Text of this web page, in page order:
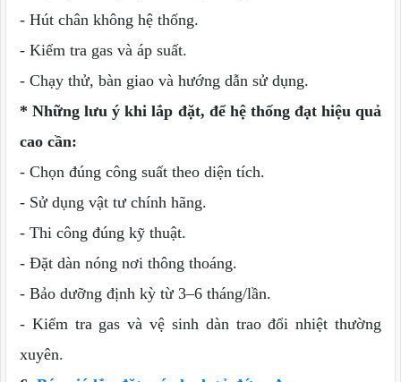
- Hút chân không hệ thống.
- Kiểm tra gas và áp suất.
- Chạy thử, bàn giao và hướng dẫn sử dụng.
* Những lưu ý khi lắp đặt, để hệ thống đạt hiệu quả
cao cần:
- Chọn đúng công suất theo diện tích.
- Sử dụng vật tư chính hãng.
- Thi công đúng kỹ thuật.
- Đặt dàn nóng nơi thông thoáng.
- Bảo dưỡng định kỳ từ 3–6 tháng/lần.
- Kiểm tra gas và vệ sinh dàn trao đổi nhiệt thường
xuyên.